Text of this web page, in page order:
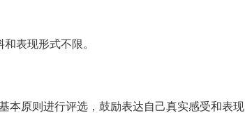
表现形式不限。
本原则进行评选，鼓励表达自己真实感受和表现